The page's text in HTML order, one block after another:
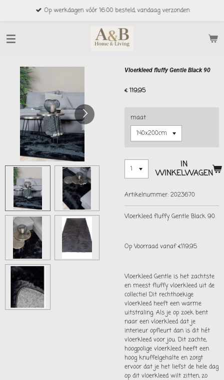
de
hoofdinhoud
Op werkdagen vóór 16:00 besteld, vandaag verzonden
Vloerkleed fluffy Gentle Black 90
€ 119,95
maat
IN
WINKELWAGEN
Artikelnummer: 2023670
Vloerkleed fluffy Gentle Black 90
Op Voorraad vanaf €119,95
Vloerkleed Gentle is het zachtste
en meest fluffy vloerkleed uit de
collectie! Dit rechthoekige
vloerkleed heeft een warme
uitstraling. Als je op zoek bent
naar een vloerkleed dat je
interieur opfleurt dan is dit hét
vloerkleed voor jou. Dit zachte,
hoogpolige vloerkleed heeft een
hoog knuffelgehalte en zorgt
ervoor dat je het liefst de hele dag
op dit vloerkleed wilt zitten, zo